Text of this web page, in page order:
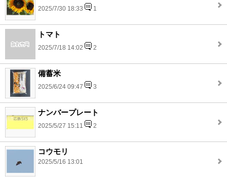
2025/7/30 18:33 1
トマト
2025/7/18 14:02 2
備蓄米
2025/6/24 09:47 3
ナンバープレート
2025/5/27 15:11 2
コウモリ
2025/5/16 13:01